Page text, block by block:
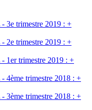
3e trimestre 2019 : +
2e trimestre 2019 : +
1er trimestre 2019 : +
4ème trimestre 2018 : +
3ème trimestre 2018 : +